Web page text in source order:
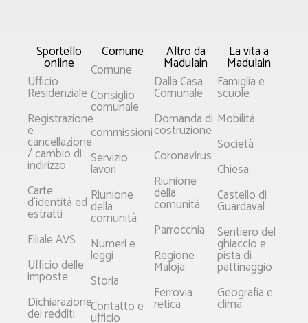
Sportello
online
Ufficio
Residenziale
Registrazione
e
cancellazione
/ cambio di
indirizzo
Carte
d'identità ed
estratti
Filiale AVS
Ufficio delle
imposte
Dichiarazione
dei redditi
Comune
Comune
Consiglio
comunale
commissioni
Servizio
lavori
Riunione
della
comunità
Numeri e
leggi
Storia
Contatto e
ufficio
Altro da
Madulain
Dalla Casa
Comunale
Domanda di
costruzione
Coronavirus
Riunione
della
comunità
Parrocchia
Regione
Maloja
Ferrovia
retica
La vita a
Madulain
Famiglia e
scuole
Mobilità
Società
Chiesa
Castello di
Guardaval
Sentiero del
ghiaccio e
pista di
pattinaggio
Geografia e
clima